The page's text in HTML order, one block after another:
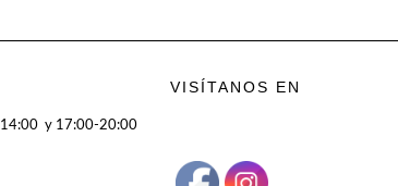
14:00 y 17:00-20:00
VISÍTANOS EN